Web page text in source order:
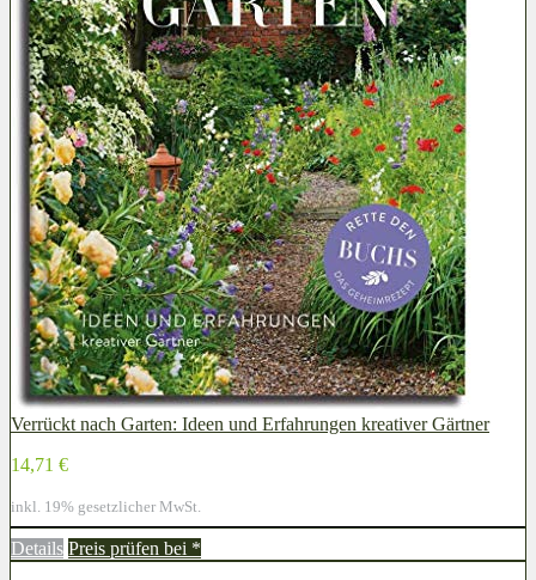
Verrückt nach Garten: Ideen und Erfahrungen kreativer Gärtner
14,71 €
inkl. 19% gesetzlicher MwSt.
Details Preis prüfen bei *